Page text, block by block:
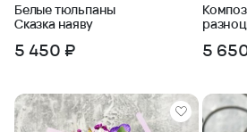
Белые тюльпаны
Сказка наяву
5 450 ₽ 5